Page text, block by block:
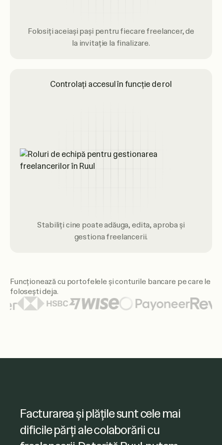
Folosiți aceiași pași pentru fiecare freelancer, de
la invitație la finalizare.
Controlați accesul în funcție de rol
Stabiliți cine poate adăuga, edita, aproba și
gestiona freelancerii.
Funcționează cu portofelele și conturile bancare pe care le
folosești deja.
Ruul mi-a permis să am acces ușor la
facturile freelancerilor și să gestionez
Facturarea și plățile sunt cele mai
dificile părți ale colaborării cu